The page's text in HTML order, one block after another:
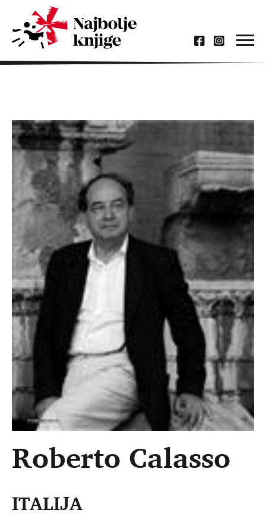
Roberto Calasso
ITALIJA